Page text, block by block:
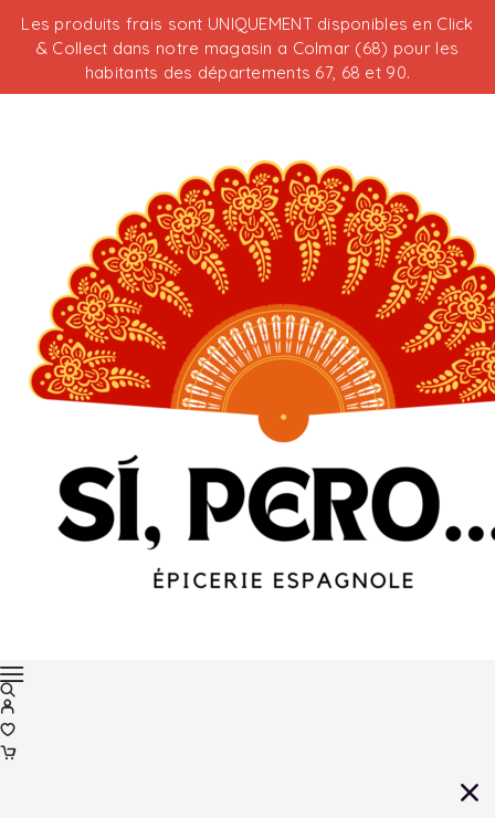
Les produits frais sont UNIQUEMENT disponibles en Click
& Collect dans notre magasin a Colmar (68) pour les
habitants des départements 67, 68 et 90.